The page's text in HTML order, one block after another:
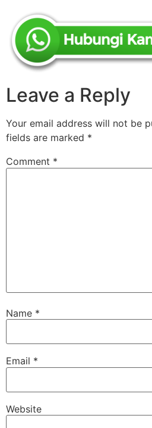
Leave a Reply
Your email address will not be
fields are marked *
Comment *
Name *
Email *
Website